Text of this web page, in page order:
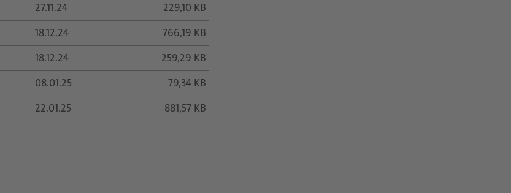
27.11.24
229,10 KB
18.12.24
766,19 KB
18.12.24
259,29 KB
08.01.25
79,34 KB
22.01.25 881,57 KB